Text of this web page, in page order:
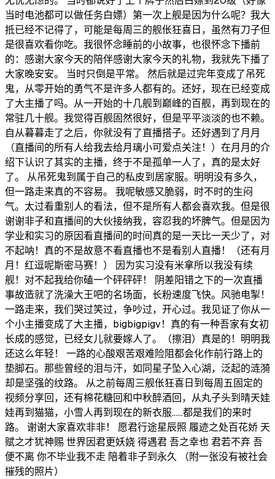
当时电池都可以做任务白嫖）第一次上舰是因为什么呢？我大
抵已经不记得了，可能是每周三的舰伥狂喜日，虽然有刀子但
是很喜欢看你吃。我很怀念睡前的小故事，也很怀念下播前
的：感谢大家今天的陪伴感谢大家今天的礼物，我就先下播了
大家晚安安。 当时只倒是平常。 然后就是过完年变成了吊死
鬼，从零开始的勇气不是许多人都有的。还好，现在已经变成
了大主播了吗。从一开始的十几舰到巅峰的百舰，再到现在的
常驻几十舰。我觉得百舰固然很好，但是平平淡淡的也不赖。
自从暮暮走了之后，你就没有了直播搭子。还好遇到了月月
（直播间的所有人给我去给月璃小可爱点关注！）在月月的介
绍下认识了其实的主播，终于不是孤单一人了，真的是太好
了。 从吊死鬼到属于自己的私皮到居家服。明明没有多久，
但一路走来真的不容易。 我呢敏感又脆弱，时不时的生闷
气。太过看重别人的看法，但不是所有人都会喜欢我。但是很
谢谢非子和直播间的大伙接纳我，容忍我的坏脾气。但是因为
学业和实习的原因看直播间的时间真的是一天比一天少了，对
不起呐！真的不是故意不看直播也不是看别人直播！（还有月
月！红逗呢斯密马赛！） 因为实习没有米拿所以我没有续
舰！对不起我给你磕一个砰砰砰！ 阴差阳错之下的一次直播
事故造就了洗澡大王吧的名场面，长粉速度飞快。风驰电掣！
一路走来，我们哭过笑过，争吵过，开心过。我见证了你从一
个小主播变成了大主播，bigbigpigv！真的有一种吾家有女初
长成的感觉，已经女儿就要嫁人了。（擦泪）真是的！明明我
还这么年轻！ 一路的心酸艰苦艰难险阻都会化作前行路上的
垫脚石。那些曾经的泪与汗，如同星子坠入心湖，泛起的涟漪
却是坚强的纹路。 从之前每周三舰伥狂喜日到每周五固定的
视频分享回，还有棉花糖回和中秋醉酒回，从丸子头到晴天娃
娃再到猫猫，小雪人再到现在的新衣服……都是我们的来时
路。 谢谢大家喜欢非非！ 愿君行途星辰照 履迹之处百花娇 天
赋之才犹神赐 世界因君更妖娆 得遇君 吾之幸也 君若不弃 吾
便不离 你不毕业我不走 陪着非子到永久 （附一张没有被社会
摧残的照片）